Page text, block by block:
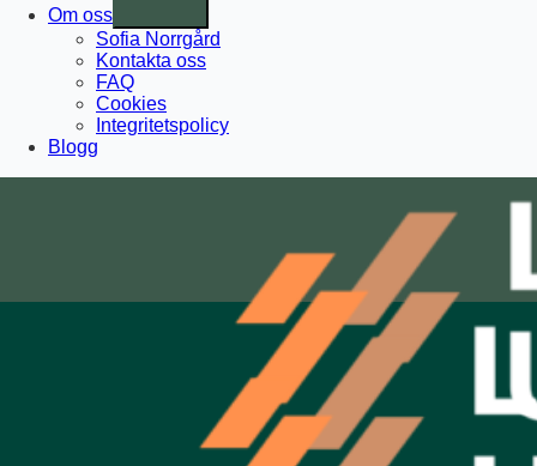
Om oss
Sofia Norrgård
Kontakta oss
FAQ
Cookies
Integritetspolicy
Blogg